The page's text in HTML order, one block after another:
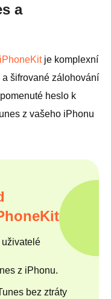
a
je komplexní
šifrované zálohování
heslo k
z vašeho iPhonu
uživatelé
z iPhonu.
bez ztráty